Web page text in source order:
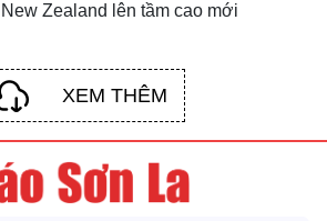
New Zealand lên tầm cao mới
XEM THÊM